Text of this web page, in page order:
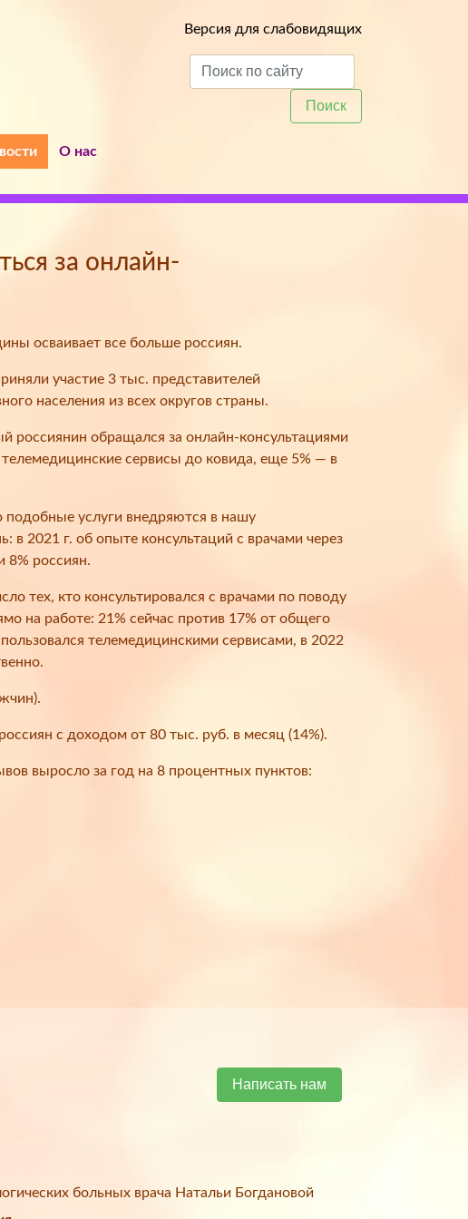
Версия для слабовидящих
Поиск
О нас
за онлайн-
осваивает все больше россиян.
участие 3 тыс. представителей
населения из всех округов страны.
россиянин обращался за онлайн-консультациями
телемедицинские сервисы до ковида, еще 5% — в
подобные услуги внедряются в нашу
в 2021 г. об опыте консультаций с врачами через
8% россиян.
тех, кто консультировался с врачами по поводу
на работе: 21% сейчас против 17% от общего
пользовался телемедицинскими сервисами, в 2022
с доходом от 80 тыс. руб. в месяц (14%).
выросло за год на 8 процентных пунктов:
Написать нам
больных врача Натальи Богдановой